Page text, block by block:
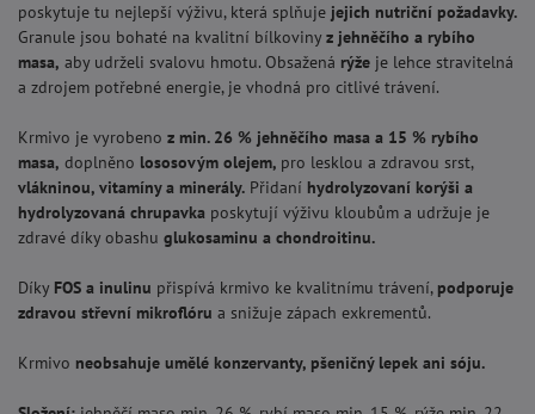
poskytuje tu nejlepší výživu, která splňuje jejich nutriční požadavky.
Granule jsou bohaté na kvalitní bílkoviny z jehněčího a rybího
masa, aby udrželi svalovu hmotu. Obsažená rýže je lehce stravitelná
a zdrojem potřebné energie, je vhodná pro citlivé trávení.
Krmivo je vyrobeno z min. 26 % jehněčího masa a 15 % rybího
masa, doplněno lososovým olejem, pro lesklou a zdravou srst,
vlákninou, vitamíny a minerály. Přidaní hydrolyzovaní korýši a
hydrolyzovaná chrupavka poskytují výživu kloubům a udržuje je
zdravé díky obashu glukosaminu a chondroitinu.
Díky FOS a inulinu přispívá krmivo ke kvalitnímu trávení, podporuje
zdravou střevní mikroflóru a snižuje zápach exkrementů.
Krmivo neobsahuje umělé konzervanty, pšeničný lepek ani sóju.